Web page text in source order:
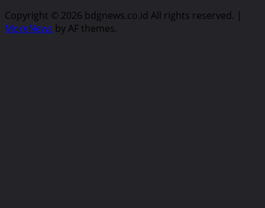
Copyright © 2026 bdgnews.co.id All rights reserved. |
MoreNews by AF themes.